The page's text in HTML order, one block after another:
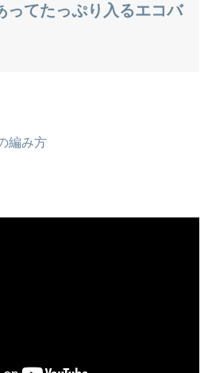
ってたっぷり入るエコバ
編み方